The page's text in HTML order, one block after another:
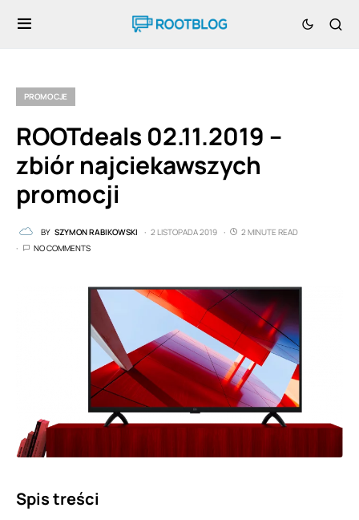
PROMOCJE
ROOTdeals 02.11.2019 –
zbiór najciekawszych
promocji
BY SZYMON RABIKOWSKI 2 LISTOPADA 2019
2 MINUTE READ
NO COMMENTS
Spis treści